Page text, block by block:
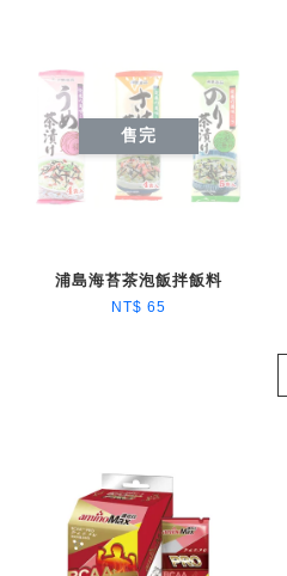
售完
浦島海苔茶泡飯拌飯料
NT$ 65